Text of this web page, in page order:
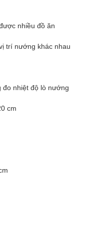
nhiều đồ ăn
trí nướng khác nhau
đo nhiệt độ lò nướng
cm